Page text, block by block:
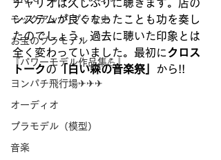
モックアップ プラモ史
お宝のプラモデル
『パワーモデル作品集💪』
ヨンパチ飛行場✈✈✈
オーディオ
プラモデル（模型）
音楽
チャリオは久しぶりに聴きます。店の
システムが良くなったことも功を奏し
たのでしょう、過去に聴いた印象とは
全く変わっていました。最初にクロス
トークの「白い森の音楽祭」 から!!